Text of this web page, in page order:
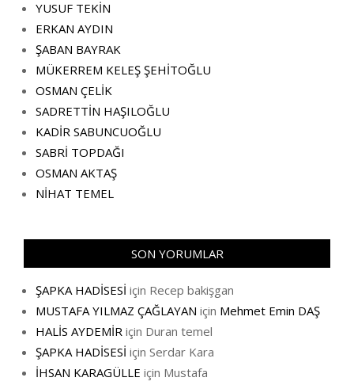
YUSUF TEKİN
ERKAN AYDIN
ŞABAN BAYRAK
MÜKERREM KELEŞ ŞEHİTOĞLU
OSMAN ÇELİK
SADRETTİN HAŞILOĞLU
KADİR SABUNCUOĞLU
SABRİ TOPDAĞI
OSMAN AKTAŞ
NİHAT TEMEL
SON YORUMLAR
ŞAPKA HADİSESİ için Recep bakişgan
MUSTAFA YILMAZ ÇAĞLAYAN için Mehmet Emin DAŞ
HALİS AYDEMİR için Duran temel
ŞAPKA HADİSESİ için Serdar Kara
İHSAN KARAGÜLLE için Mustafa